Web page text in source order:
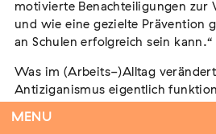
MENU
Vom Vorurteil zur
soziale Feindbilder in
Extern
15. September 2026 Dortmund
motivierte Benachteiligungen zur
und wie eine gezielte Prävention
an Schulen erfolgreich sein kann.“
Was im (Arbeits-)Alltag
Antiziganismus eigentlich